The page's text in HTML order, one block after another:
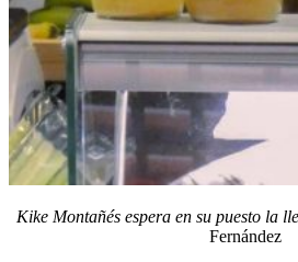
Kike Montañés espera en su puesto la
Fernández